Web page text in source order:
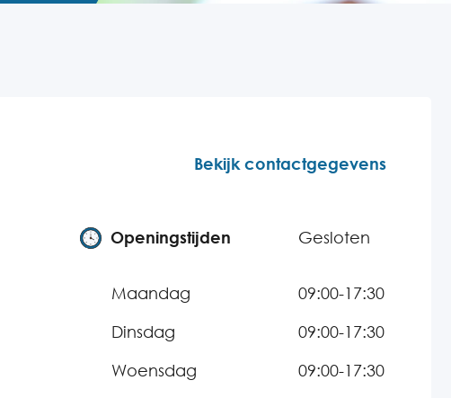
Bekijk contactgegevens
Openingstijden Gesloten
Maandag
09:00-17:30
Dinsdag
09:00-17:30
Woensdag
09:00-17:30